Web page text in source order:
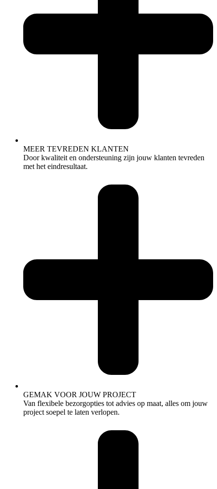
MEER TEVREDEN KLANTEN
Door kwaliteit en ondersteuning zijn jouw klanten tevreden
met het eindresultaat.
GEMAK VOOR JOUW PROJECT
Van flexibele bezorgopties tot advies op maat, alles om jouw
project soepel te laten verlopen.